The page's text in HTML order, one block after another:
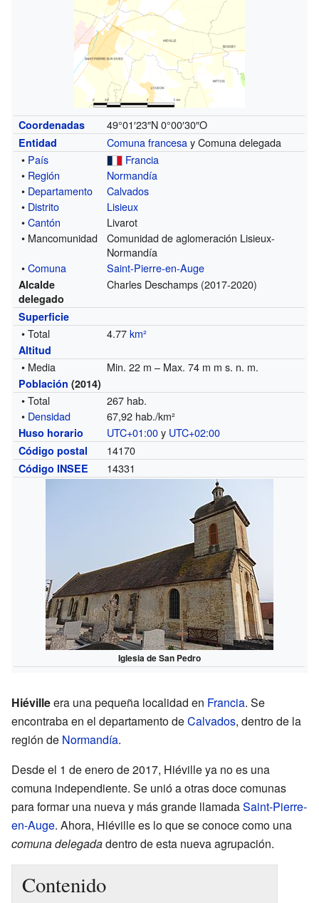
Coordenadas 49°01′23″N 0°00′30″O
Entidad Comuna francesay Comuna delegada
• País
Francia
• Región
Normandía
• Departamento
Calvados
• Distrito
Lisieux
•Cantón
Livarot
• Mancomunidad
Comunidad de aglomeración Lisieux-
Normandía
•Comuna Saint-Pierre-en-Auge
Alcalde
delegado
Charles Deschamps (2017-2020)
Superficie
• Total 4.77km²
Altitud
• Media Min. 22 m – Max. 74 m m s. n. m.
Población (2014)
• Total
267 hab.
• Densidad 67,92 hab./km²
Huso horario UTC+01:00y UTC+02:00
Código postal 14170
Código INSEE 14331
Iglesia de San Pedro
Hiévilleera una pequeña localidad en Francia. Se
encontraba en el departamento deCalvados, dentro de la
región de Normandía.
Desde el 1 de enero de 2017, Hiéville ya no es una
comuna independiente. Se unió a otras doce comunas
para formar una nueva y más grande llamadaSaint-Pierre-
en-Auge. Ahora, Hiéville es lo que se conoce como una
comuna delegadadentro de esta nueva agrupación.
Contenido